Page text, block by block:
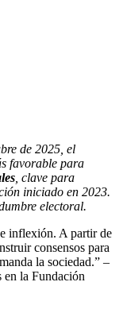
de 2025, el
favorable para
, clave para
iniciado en 2023.
electoral.
inflexión. A partir de
consensos para
la sociedad.” –
en la Fundación